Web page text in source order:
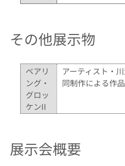
その他展示物
ベアリ
ング・
グロッ
ケンII
アーティスト・
同制作による作品
展示会概要